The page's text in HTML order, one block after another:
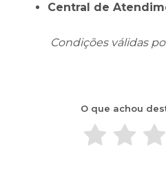
Central de
Condições válidas
O que achou